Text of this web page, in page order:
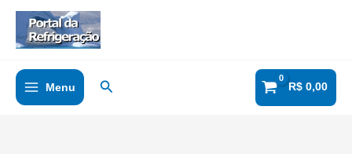
Menu Pesquisar R$0,00